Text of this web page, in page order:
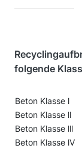
folgende
Beton Klasse l
Beton Klasse ll
Beton Klasse lll
Beton Klasse lV